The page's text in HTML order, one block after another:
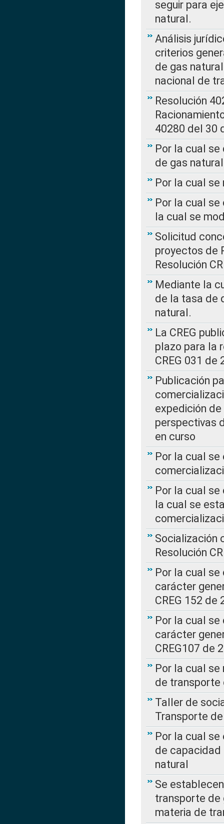
seguir para
natural.
Análisis
criterios
de gas
nacional de
Resolución
40280 del 30
Por la cual
de gas natural
Por la cual se
Por la cual se
la cual se
Solicitud
proyectos de
Resolución
Mediante la
de la tasa de
natural.
La CREG
plazo para la
CREG 031 de
Publicación
expedición de
perspectivas
en curso
Por la cual
Por la cual se
la cual se
Socialización
Resolución
Por la cual
carácter
CREG 152 de
Por la cual
carácter
CREG107 de
Por la cual
de transporte
Taller de
Transporte
Por la cual
de capacidad
natural
Se
transporte de
materia de